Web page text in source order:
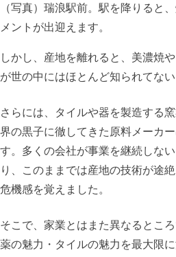
（写真）瑞浪駅前。駅を降りると
メントが出迎えます。
しかし、産地を離れると、美濃焼
が世の中にはほとんど知られてな
さらには、タイルや器を製造する
界の黒子に徹してきた原料メーカ
す。多くの会社が事業を継続しな
り、このままでは産地の技術が途
危機感を覚えました。
そこで、家業とはまた異なるとこ
薬の魅力・タイルの魅力を最大限